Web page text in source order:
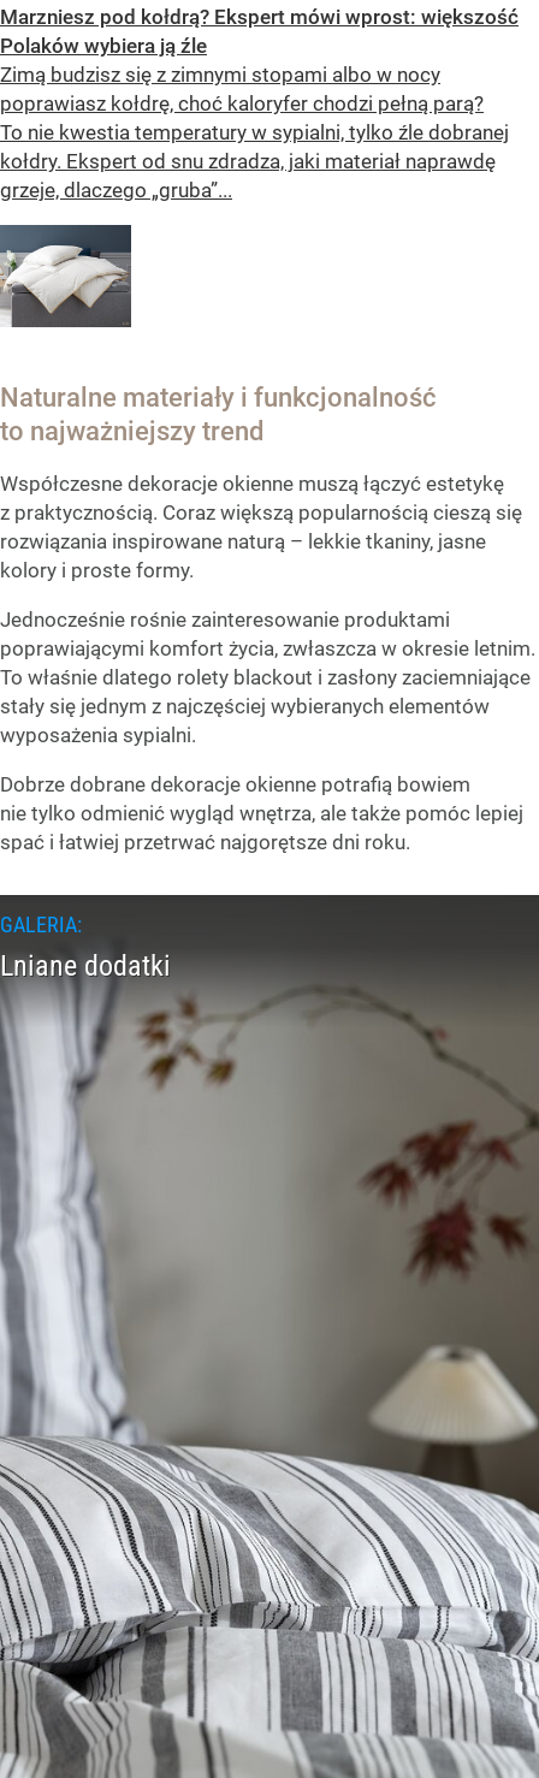
Marzniesz pod kołdrą? Ekspert mówi wprost: większość
Polaków wybiera ją źle
Zimą budzisz się z zimnymi stopami albo w nocy
poprawiasz kołdrę, choć kaloryfer chodzi pełną parą?
To nie kwestia temperatury w sypialni, tylko źle dobranej
kołdry. Ekspert od snu zdradza, jaki materiał naprawdę
grzeje, dlaczego „gruba”...
Naturalne materiały i funkcjonalność
to najważniejszy trend
Współczesne dekoracje okienne muszą łączyć estetykę
z praktycznością. Coraz większą popularnością cieszą się
rozwiązania inspirowane naturą – lekkie tkaniny, jasne
kolory i proste formy.
Jednocześnie rośnie zainteresowanie produktami
poprawiającymi komfort życia, zwłaszcza w okresie letnim.
To właśnie dlatego rolety blackout i zasłony zaciemniające
stały się jednym z najczęściej wybieranych elementów
wyposażenia sypialni.
Dobrze dobrane dekoracje okienne potrafią bowiem
nie tylko odmienić wygląd wnętrza, ale także pomóc lepiej
spać i łatwiej przetrwać najgorętsze dni roku.